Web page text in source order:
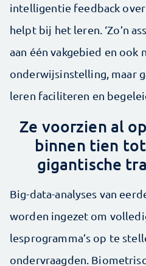
intelligentie feedback
helpt bij het leren. ‘Zo’n
aan één vakgebied en ook
onderwijsinstelling, maar
leren faciliteren en
Ze voorzien al
binnen tien
gigantische
Big-data-analyses van
worden ingezet om
lesprogramma’s op te
ondervraagden.